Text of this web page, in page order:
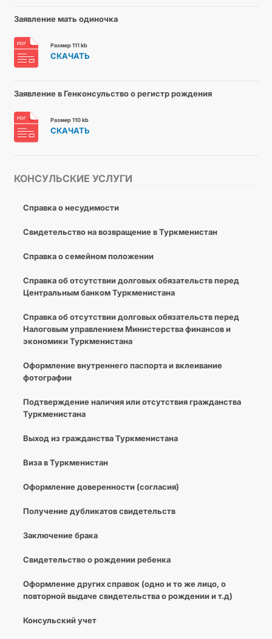
КОНСУЛЬСКИЕ УСЛУГИ
Справка о несудимости
Свидетельство на возвращение в Туркменистан
Справка о семейном положении
Cправка об отсутствии долговых обязательств перед
Центральным банком Туркменистана
Справка об отсутствии долговых обязательств перед
Налоговым управлением Министерства финансов и
экономики Туркменистана
Оформление внутреннего паспорта и вклеивание
фотографии
Подтверждение наличия или отсутствия гражданства
Туркменистана
Выход из гражданства Туркменистана
Виза в Туркменистан
Оформление доверенности (согласия)
Получение дубликатов свидетельств
Заключение брака
Свидетельство о рождении ребенка
Оформление других справок (одно и то же лицо, о
повторной выдаче свидетельства о рождении и т.д)
Консульский учет
Заявление мать одиночка
Размер 111 kb
СКАЧАТЬ
Заявление в Генконсульство о регистр рождения
Размер 110 kb
СКАЧАТЬ